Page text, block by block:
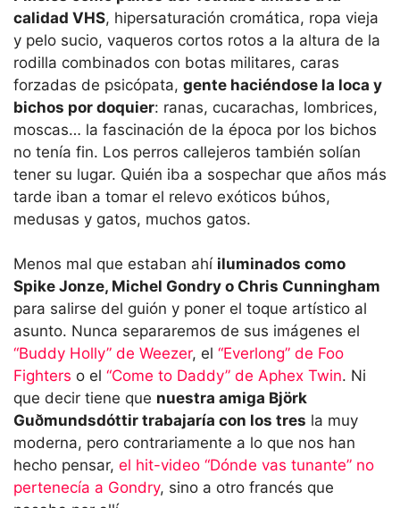
calidad VHS, hipersaturación cromática, ropa vieja
y pelo sucio, vaqueros cortos rotos a la altura de la
rodilla combinados con botas militares, caras
forzadas de psicópata, gente haciéndose la loca y
bichos por doquier: ranas, cucarachas, lombrices,
moscas… la fascinación de la época por los bichos
no tenía fin. Los perros callejeros también solían
tener su lugar. Quién iba a sospechar que años más
tarde iban a tomar el relevo exóticos búhos,
medusas y gatos, muchos gatos.
Menos mal que estaban ahí iluminados como
Spike Jonze, Michel Gondry o Chris Cunningham
para salirse del guión y poner el toque artístico al
asunto. Nunca separaremos de sus imágenes el
“Buddy Holly” de Weezer, el “Everlong” de Foo
Fighters o el “Come to Daddy” de Aphex Twin. Ni
que decir tiene que nuestra amiga Björk
Guðmundsdóttir trabajaría con los tres la muy
moderna, pero contrariamente a lo que nos han
hecho pensar, el hit-video “Dónde vas tunante” no
pertenecía a Gondry, sino a otro francés que